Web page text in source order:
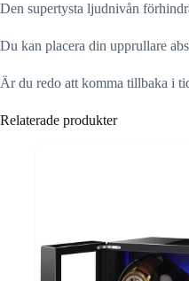
Den supertysta ljudnivån
Du kan placera din upprullare
Är du redo att komma tillbaka i
Relaterade produkter